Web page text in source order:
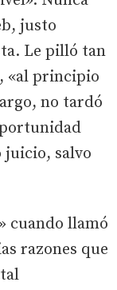
justo
Le pilló tan
«al principio
no tardó
juicio, salvo
cuando llamó
razones que